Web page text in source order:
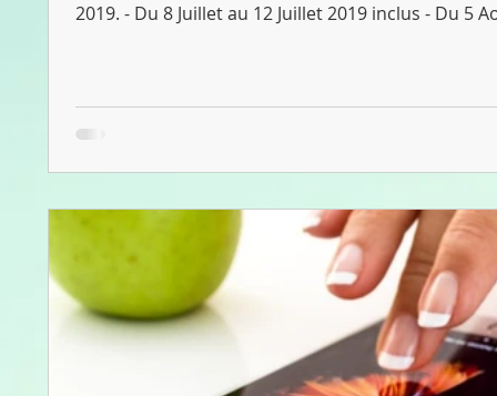
2019. - Du 8 Juillet au 12 Juillet 2019 inclus - Du 5